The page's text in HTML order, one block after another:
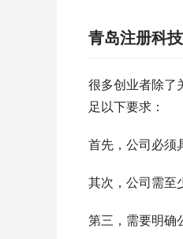
青岛注册科
很多创业者除了
足以下要求：
首先，公司必须
其次，公司需至
第三，需要明确